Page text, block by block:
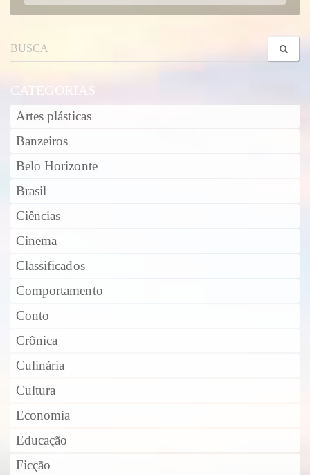
CATEGORIAS
Artes plásticas
Banzeiros
Belo Horizonte
Brasil
Ciências
Cinema
Classificados
Comportamento
Conto
Crônica
Culinária
Cultura
Economia
Educação
Ficção